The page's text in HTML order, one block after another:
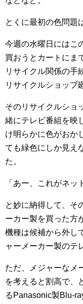
とくに最初の色問題
今週の水曜日にはこ
買おうとカートにま
リサイクル関係の手
リサイクルショップ
そのリサイクルショ
緒にテレビ番組を映
け明らかに色がおか
ても緑色にしか見え
た。
「あー、これがネッ
と妙に納得して、そ
ーカー製を買った方
機種は候補から外し
ャーメーカー製のテ
ただ、メジャーなメ
を考えると割高で、
るPanasonic製Blu-